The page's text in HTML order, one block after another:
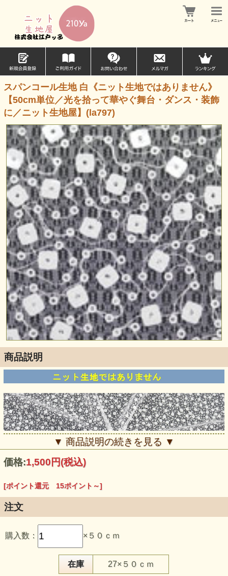
スパンコール生地 白《ニット生地ではありません》
【50cm単位／光を拾って華やぐ舞台・ダンス・装飾
に／ニット生地屋】(la797)
商品説明
【品 番】la797
【商品名】スパンコール生地 白《ニット生地ではありませ
【価 格】1364円＋消費税
▼ 商品説明の続きを見る ▼
価格:1,500円(税込)
[ポイント還元 15ポイント～]
注文
購入数： ×５０ｃｍ
在庫 27×５０ｃｍ